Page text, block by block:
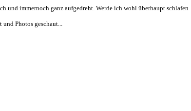
und immernoch ganz aufgedreht. Werde ich wohl überhaupt schlafen
Photos geschaut...